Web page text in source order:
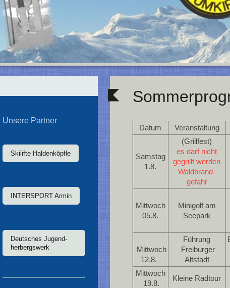
Datum Veranstaltung
Samstag
1.8.
(Grillfest)
es darf nicht
gegrillt werden
Waldbrand-
gefahr
Mittwoch
05.8.
Minigolf am
Seepark
Mittwoch
12.8.
Führung
Freiburger
Altstadt
Mittwoch
19.8.
Kleine Radtour
Unsere Partner
Skilifte Haldenköpfle
INTERSPORT Armin
Deutsches Jugend-
herbergswerk